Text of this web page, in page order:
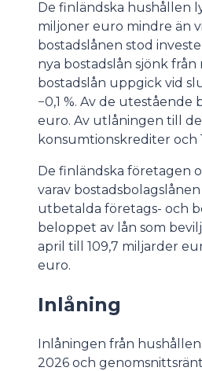
De finländska hushållen
miljoner euro mindre än
bostadslånen stod
nya bostadslån sjönk
bostadslån uppgick vid
−0,1 %. Av de
euro. Av utlåningen till
konsumtionskrediter och
De finländska företagen
varav
utbetalda företags- och
beloppet av lån som
april till 109,7 miljarder
euro.
Inlåning
Inlåningen från
2026 och